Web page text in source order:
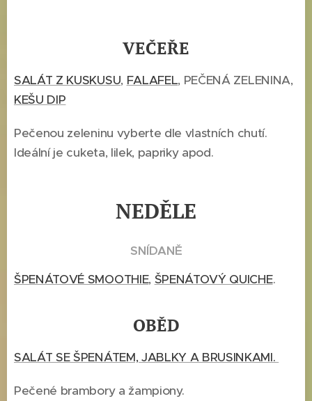
VEČEŘE
SALÁT Z KUSKUSU, FALAFEL, PEČENÁ ZELENINA,
KEŠU DIP
Pečenou zeleninu vyberte dle vlastních chutí.
Ideální je cuketa, lilek, papriky apod.
NEDĚLE
SNÍDANĚ
ŠPENÁTOVÉ SMOOTHIE, ŠPENÁTOVÝ QUICHE.
OBĚD
SALÁT SE ŠPENÁTEM, JABLKY A BRUSINKAMI.
Pečené brambory a žampiony.